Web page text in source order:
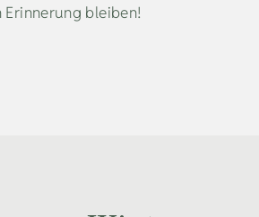
Erinnerung bleiben!